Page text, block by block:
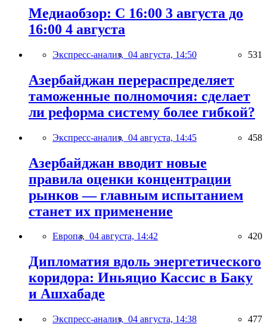
Медиаобзор: С 16:00 3 августа до
16:00 4 августа
Экспресс-анализ, 04 августа, 14:50 531
Азербайджан перераспределяет
таможенные полномочия: сделает
ли реформа систему более гибкой?
Экспресс-анализ, 04 августа, 14:45 458
Азербайджан вводит новые
правила оценки концентрации
рынков — главным испытанием
станет их применение
Европа, 04 августа, 14:42 420
Дипломатия вдоль энергетического
коридора: Иньяцио Кассис в Баку
и Ашхабаде
Экспресс-анализ, 04 августа, 14:38 477